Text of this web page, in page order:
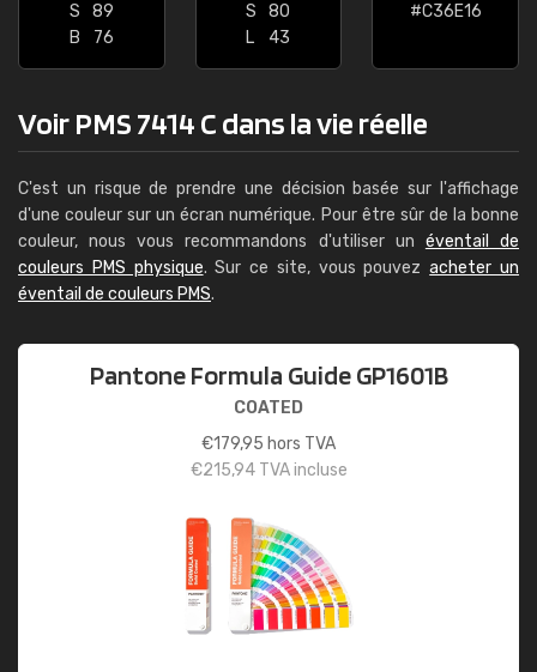
S
89
B
76
S
80
L
43
#C36E16
Voir PMS 7414 C dans la vie réelle
C'est un risque de prendre une décision basée sur l'affichage
d'une couleur sur un écran numérique. Pour être sûr de la bonne
couleur, nous vous recommandons d'utiliser un éventail de
couleurs PMS physique. Sur ce site, vous pouvezacheter un
éventail de couleurs PMS.
Pantone Formula Guide GP1601B
COATED
€179,95 hors TVA
€215,94TVA incluse